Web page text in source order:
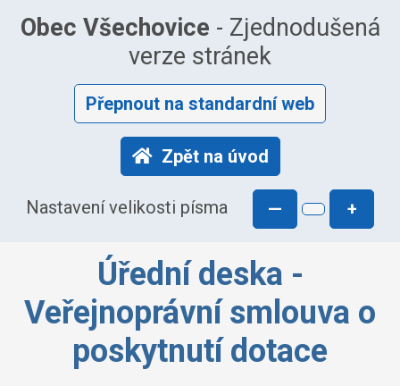
Obec Všechovice - Zjednodušená
verze stránek
Přepnout na standardní web
Zpět na úvod
Nastavení velikosti písma — +
Úřední deska -
Veřejnoprávní smlouva o
poskytnutí dotace